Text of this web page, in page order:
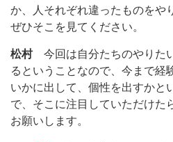
か、人それぞれ違ったものをや
ぜひそこを見てください。
松村今回は自分たちのやりた
るということなので、今まで経
いかに出して、個性を出すかと
で、そこに注目していただけた
お願いします。